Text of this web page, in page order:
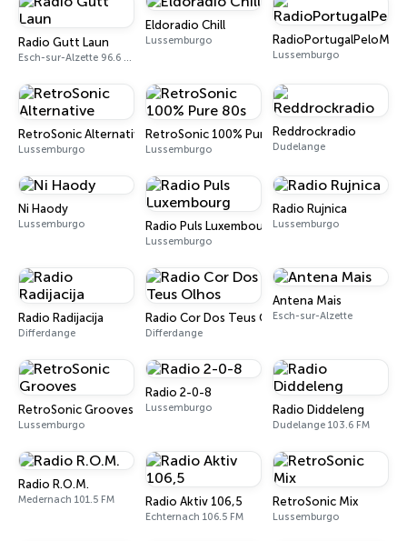
Radio Gutt Laun
Esch-sur-Alzette 96.6 FM
Eldoradio Chill
Lussemburgo
Lussemburgo
RetroSonic Alternative
Lussemburgo
RetroSonic 100% Pure 80s
Lussemburgo
Reddrockradio
Dudelange
Ni Haody
Lussemburgo Radio Puls Luxembourg
Lussemburgo
Radio Rujnica
Lussemburgo
Radio Radijacija
Differdange
Radio Cor Dos Teus Olhos
Differdange
Antena Mais
Esch-sur-Alzette
RetroSonic Grooves
Lussemburgo
Radio 2-0-8
Lussemburgo Radio Diddeleng
Dudelange 103.6 FM
Radio R.O.M.
Medernach 101.5 FM Radio Aktiv 106,5
Echternach 106.5 FM
RetroSonic Mix
Lussemburgo